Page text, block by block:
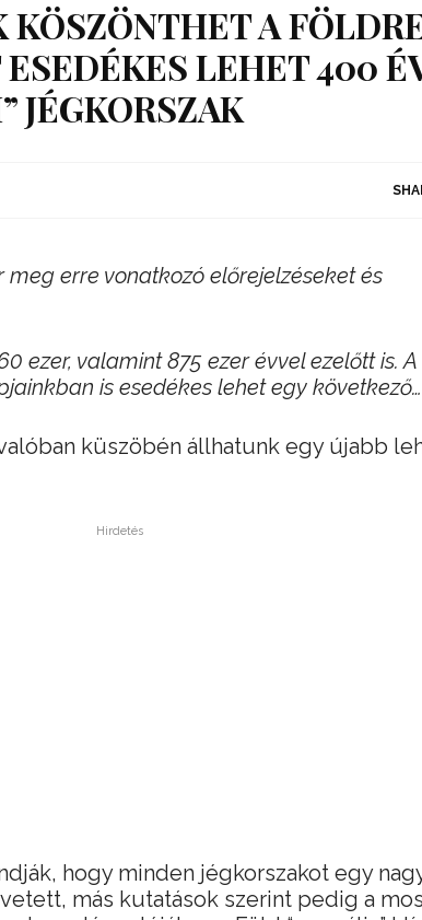
KÖSZÖNTHET A
LEHET 400
JÉGKORSZAK
erre vonatkozó előrejelzéseket és
ezer, valamint 875 ezer évvel ezelőtt is. A
is esedékes lehet egy következő…
küszöbén állhatunk egy újabb
Hirdetés
hogy minden jégkorszakot egy
más kutatások szerint pedig a